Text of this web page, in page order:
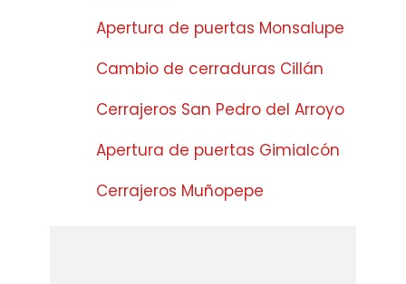
Apertura de puertas Monsalupe
Cambio de cerraduras Cillán
Cerrajeros San Pedro del Arroyo
Apertura de puertas Gimialcón
Cerrajeros Muñopepe